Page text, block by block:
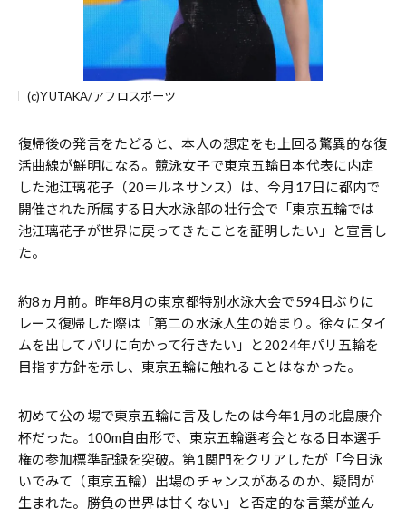
(c)YUTAKA/アフロスポーツ
復帰後の発言をたどると、本人の想定をも上回る驚異的な復
活曲線が鮮明になる。競泳女子で東京五輪日本代表に内定
した池江璃花子（20＝ルネサンス）は、今月17日に都内で
開催された所属する日大水泳部の壮行会で「東京五輪では
池江璃花子が世界に戻ってきたことを証明したい」と宣言し
た。
約8ヵ月前。昨年8月の東京都特別水泳大会で594日ぶりに
レース復帰した際は「第二の水泳人生の始まり。徐々にタイ
ムを出してパリに向かって行きたい」と2024年パリ五輪を
目指す方針を示し、東京五輪に触れることはなかった。
初めて公の場で東京五輪に言及したのは今年1月の北島康介
杯だった。100m自由形で、東京五輪選考会となる日本選手
権の参加標準記録を突破。第1関門をクリアしたが「今日泳
いでみて（東京五輪）出場のチャンスがあるのか、疑問が
生まれた。勝負の世界は甘くない」と否定的な言葉が並ん